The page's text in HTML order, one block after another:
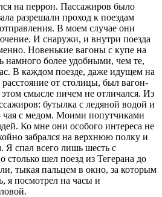
на перрон. Пассажиров было
разрешали проход к поездам
В моем случае они
И снаружи, и внутри поезда
Новенькие вагоны с купе на
намного более удобными, чем те,
В каждом поезде, даже идущем на
от столицы, был вагон-
смысле ничем не отличался. Из
бутылка с ледяной водой и
чая с медом. Моими попутчиками
Ко мне они особого интереса не
забрался на верхнюю полку и
Я спал всего лишь шесть с
шел поезд из Тегерана до
тыкая пальцем в окно, за которым
я посмотрел на часы и